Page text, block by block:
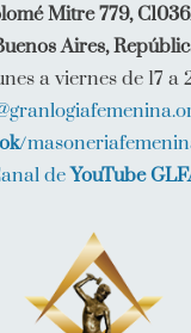
Mitre 779,
Aires,
a viernes de 17 a
/
deYouTube